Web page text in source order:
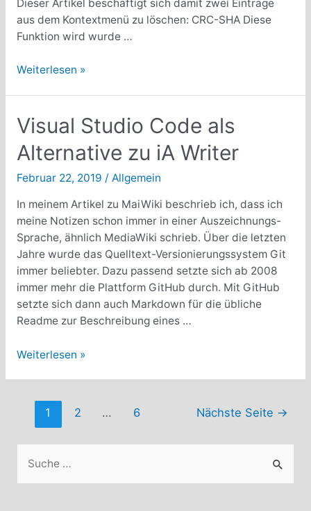
Dieser Artikel beschäftigt sich damit zwei Einträge
aus dem Kontextmenü zu löschen: CRC-SHA Diese
Funktion wird wurde …
Einträge
Windows-
Kontextmenü
löschen
Weiterlesen »
Visual Studio Code als
Alternative zu iA Writer
Februar 22, 2019 / Allgemein
In meinem Artikel zu MaiWiki beschrieb ich, dass ich
meine Notizen schon immer in einer Auszeichnungs-
Sprache, ähnlich MediaWiki schrieb. Über die letzten
Jahre wurde das Quelltext-Versionierungssystem Git
immer beliebter. Dazu passend setzte sich ab 2008
immer mehr die Plattform GitHub durch. Mit GitHub
setzte sich dann auch Markdown für die übliche
Readme zur Beschreibung eines …
Visual
Alternative
Writer
Weiterlesen »
Beitragsnavigation
1 2 … 6 Nächste Seite →